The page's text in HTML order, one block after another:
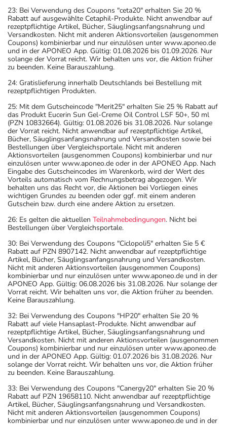
23: Bei Verwendung des Coupons "ceta20" erhalten Sie 20 %
Rabatt auf ausgewählte Cetaphil-Produkte. Nicht anwendbar auf
rezeptpflichtige Artikel, Bücher, Säuglingsanfangsnahrung und
Versandkosten. Nicht mit anderen Aktionsvorteilen (ausgenommen
Coupons) kombinierbar und nur einzulösen unter www.aponeo.de
und in der APONEO App. Gültig: 01.08.2026 bis 01.09.2026. Nur
solange der Vorrat reicht. Wir behalten uns vor, die Aktion früher
zu beenden. Keine Barauszahlung.
24: Gratislieferung innerhalb Deutschlands bei Bestellung mit
rezeptpflichtigen Produkten.
25: Mit dem Gutscheincode "Merit25" erhalten Sie 25 % Rabatt auf
das Produkt Eucerin Sun Gel-Creme Oil Control LSF 50+, 50 ml
(PZN 10832664). Gültig: 01.08.2026 bis 31.08.2026. Nur solange
der Vorrat reicht. Nicht anwendbar auf rezeptpflichtige Artikel,
Bücher, Säuglingsanfangsnahrung und Versandkosten sowie bei
Bestellungen über Vergleichsportale. Nicht mit anderen
Aktionsvorteilen (ausgenommen Coupons) kombinierbar und nur
einzulösen unter www.aponeo.de oder in der APONEO App. Nach
Eingabe des Gutscheincodes im Warenkorb, wird der Wert des
Vorteils automatisch vom Rechnungsbetrag abgezogen. Wir
behalten uns das Recht vor, die Aktionen bei Vorliegen eines
wichtigen Grundes zu beenden oder ggf. mit einem anderen
Gutschein bzw. durch eine andere Aktion zu ersetzen.
26: Es gelten die aktuellen Teilnahmebedingungen. Nicht bei
Bestellungen über Vergleichsportale.
30: Bei Verwendung des Coupons "Ciclopoli5" erhalten Sie 5 €
Rabatt auf PZN 8907142. Nicht anwendbar auf rezeptpflichtige
Artikel, Bücher, Säuglingsanfangsnahrung und Versandkosten.
Nicht mit anderen Aktionsvorteilen (ausgenommen Coupons)
kombinierbar und nur einzulösen unter www.aponeo.de und in der
APONEO App. Gültig: 06.08.2026 bis 31.08.2026. Nur solange der
Vorrat reicht. Wir behalten uns vor, die Aktion früher zu beenden.
Keine Barauszahlung.
32: Bei Verwendung des Coupons "HP20" erhalten Sie 20 %
Rabatt auf viele Hansaplast-Produkte. Nicht anwendbar auf
rezeptpflichtige Artikel, Bücher, Säuglingsanfangsnahrung und
Versandkosten. Nicht mit anderen Aktionsvorteilen (ausgenommen
Coupons) kombinierbar und nur einzulösen unter www.aponeo.de
und in der APONEO App. Gültig: 01.07.2026 bis 31.08.2026. Nur
solange der Vorrat reicht. Wir behalten uns vor, die Aktion früher
zu beenden. Keine Barauszahlung.
33: Bei Verwendung des Coupons "Canergy20" erhalten Sie 20 %
Rabatt auf PZN 19658110. Nicht anwendbar auf rezeptpflichtige
Artikel, Bücher, Säuglingsanfangsnahrung und Versandkosten.
Nicht mit anderen Aktionsvorteilen (ausgenommen Coupons)
kombinierbar und nur einzulösen unter www.aponeo.de und in der